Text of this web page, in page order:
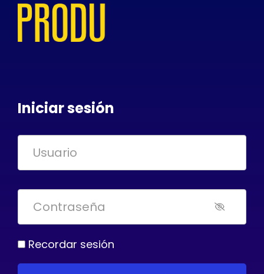
Iniciar sesión
Recordar sesión